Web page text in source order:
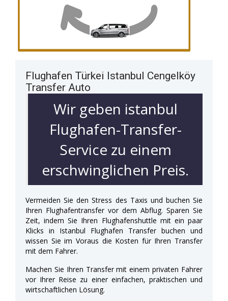
Flughafen Türkei Istanbul Cengelköy
Transfer Auto
Wir geben istanbul
Flughafen-Transfer-
Service zu einem
erschwinglichen Preis.
Vermeiden Sie den Stress des Taxis und buchen Sie
Ihren Flughafentransfer vor dem Abflug. Sparen Sie
Zeit, indem Sie Ihren Flughafenshuttle mit ein paar
Klicks in Istanbul Flughafen Transfer buchen und
wissen Sie im Voraus die Kosten für Ihren Transfer
mit dem Fahrer.
Machen Sie Ihren Transfer mit einem privaten Fahrer
vor Ihrer Reise zu einer einfachen, praktischen und
wirtschaftlichen Lösung.